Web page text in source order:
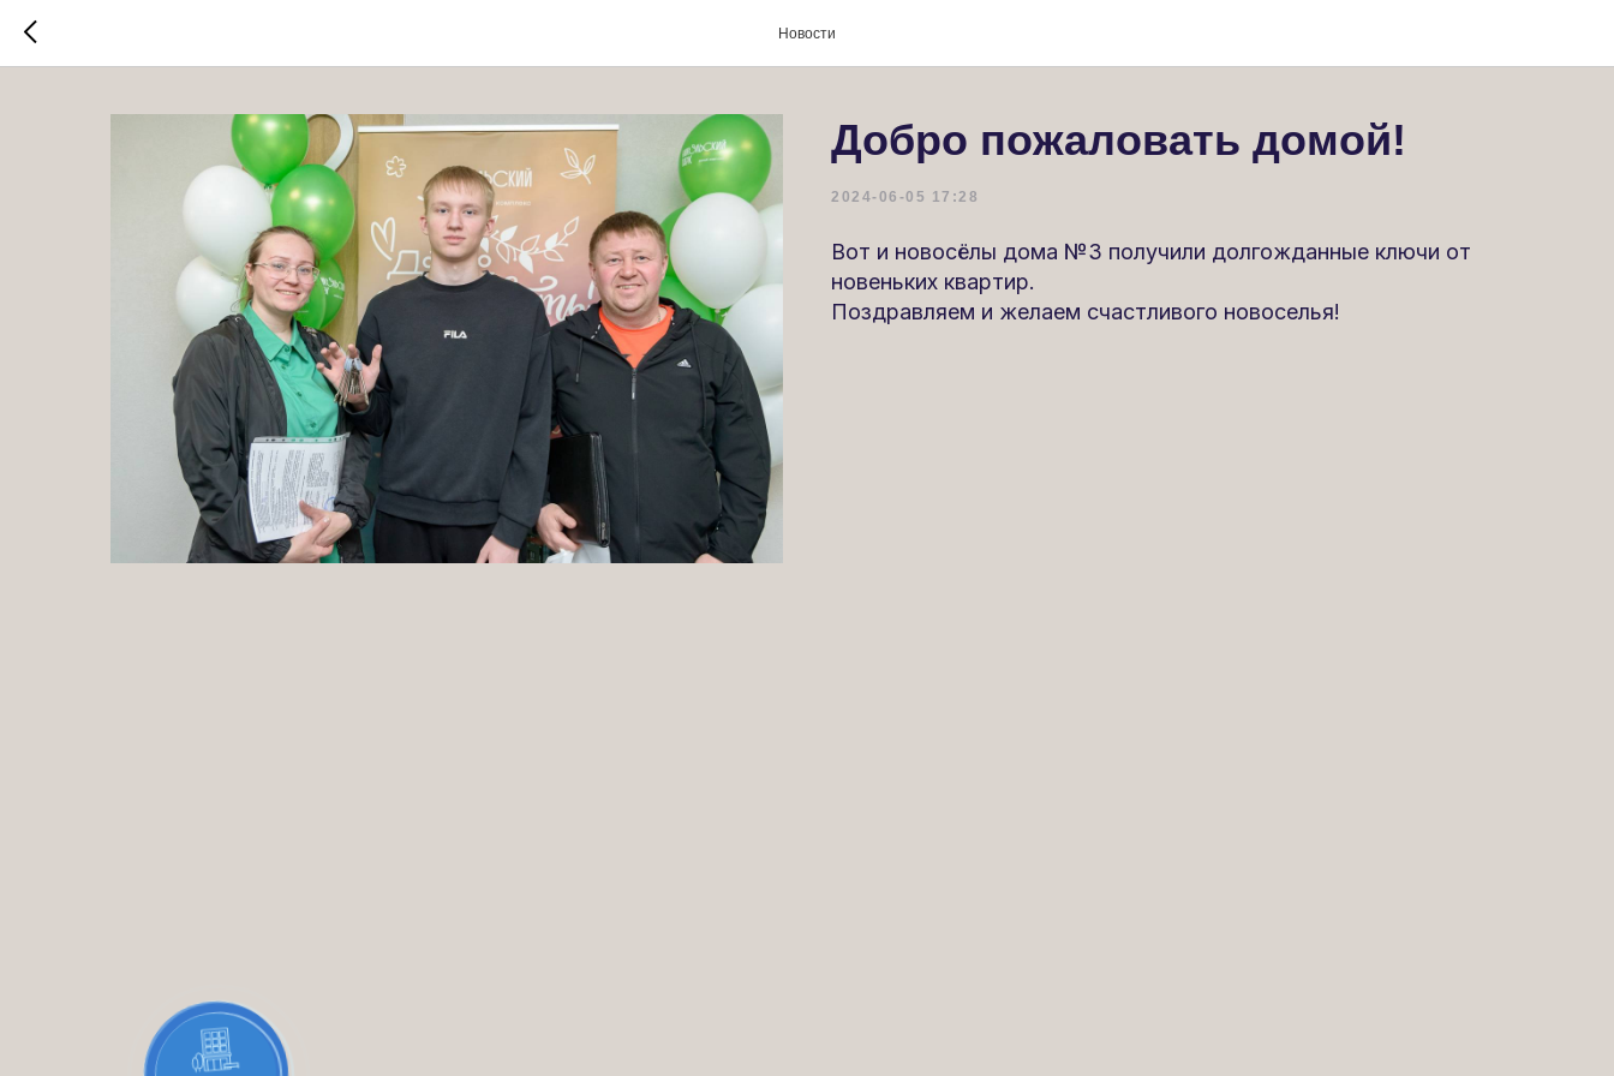
Новости
Добро пожаловать домой!
2024-06-05 17:28
Вот и новосёлы дома №3 получили долгожданные ключи от
новеньких квартир.
Поздравляем и желаем счастливого новоселья!